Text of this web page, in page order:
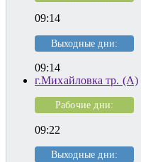
09:14
Выходные дни:
09:14
г.Михайловка тр. (А)
Рабочие дни:
09:22
Выходные дни: